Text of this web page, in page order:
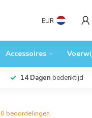
EUR
Accessoires
14 Dagen bedenktijd
0 beoordelingen